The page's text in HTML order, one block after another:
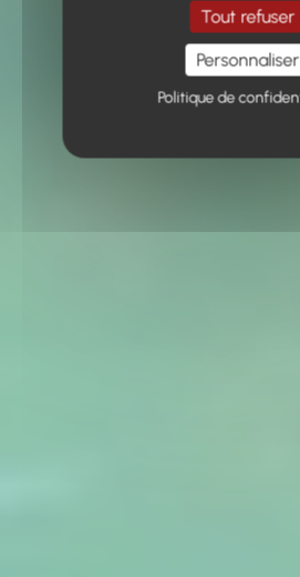
Tout refuser
Personnaliser
Politique de